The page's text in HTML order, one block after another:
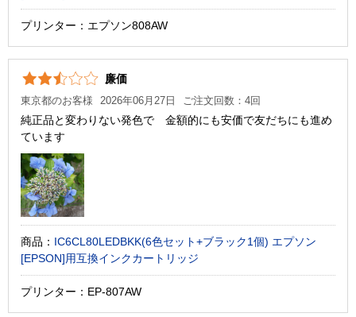
プリンター：エプソン808AW
廉価
東京都のお客様 2026年06月27日 ご注文回数：4回
純正品と変わりない発色で 金額的にも安価で友だちにも進め
ています
商品： IC6CL80LEDBKK(6色セット+ブラック1個) エプソン
[EPSON]用互換インクカートリッジ
プリンター：EP-807AW